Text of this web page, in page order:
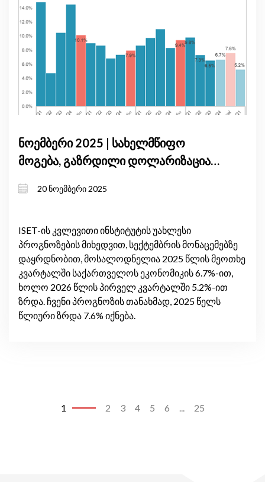
ნოემბერი 2025 | სახელმწიფო
მოგება, გაზრდილი დოლარიზაცია
განსაზღვრავს საქართველოს
20 ნოემბერი 2025
ISET-ის კვლევითი ინსტიტუტის უახლესი
პროგნოზების მიხედვით, სექტემბრის მონაცემებზე
დაყრდნობით, მოსალოდნელია 2025 წლის მეოთხე
კვარტალში საქართველოს ეკონომიკის 6.7%-ით,
ხოლო 2026 წლის პირველ კვარტალში 5.2%-ით
ზრდა. ჩვენი პროგნოზის თანახმად, 2025 წელს
წლიური ზრდა 7.6% იქნება.
1 2 3 4 5 6 ... 25